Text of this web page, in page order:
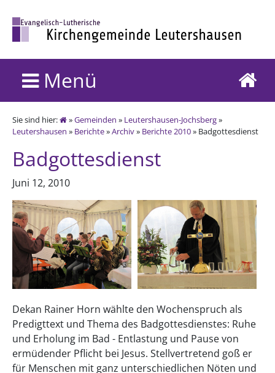
Menü
Sie sind hier: »Gemeinden » Leutershausen-Jochsberg»
Leutershausen » Berichte»Archiv» Berichte 2010» Badgottesdienst
Badgottesdienst
Juni 12, 2010
Dekan Rainer Horn wählte den Wochenspruch als
Predigttext und Thema des Badgottesdienstes: Ruhe
und Erholung im Bad - Entlastung und Pause von
ermüdender Pflicht bei Jesus. Stellvertretend goß er
für Menschen mit ganz unterschiedlichen Nöten und